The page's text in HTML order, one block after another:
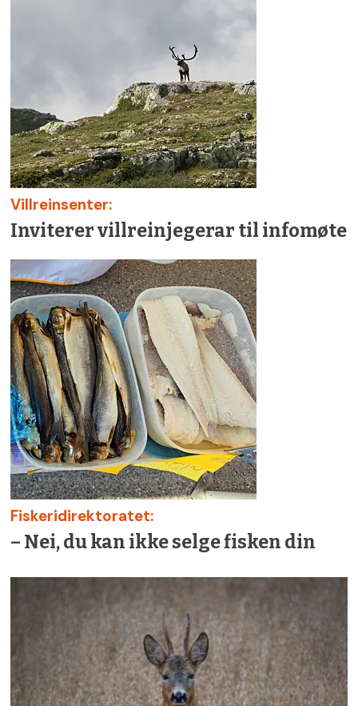
Villreinsenter:
Inviterer villreinjegerar til infomøte
Fiskeridirektoratet:
– Nei, du kan ikke selge fisken din